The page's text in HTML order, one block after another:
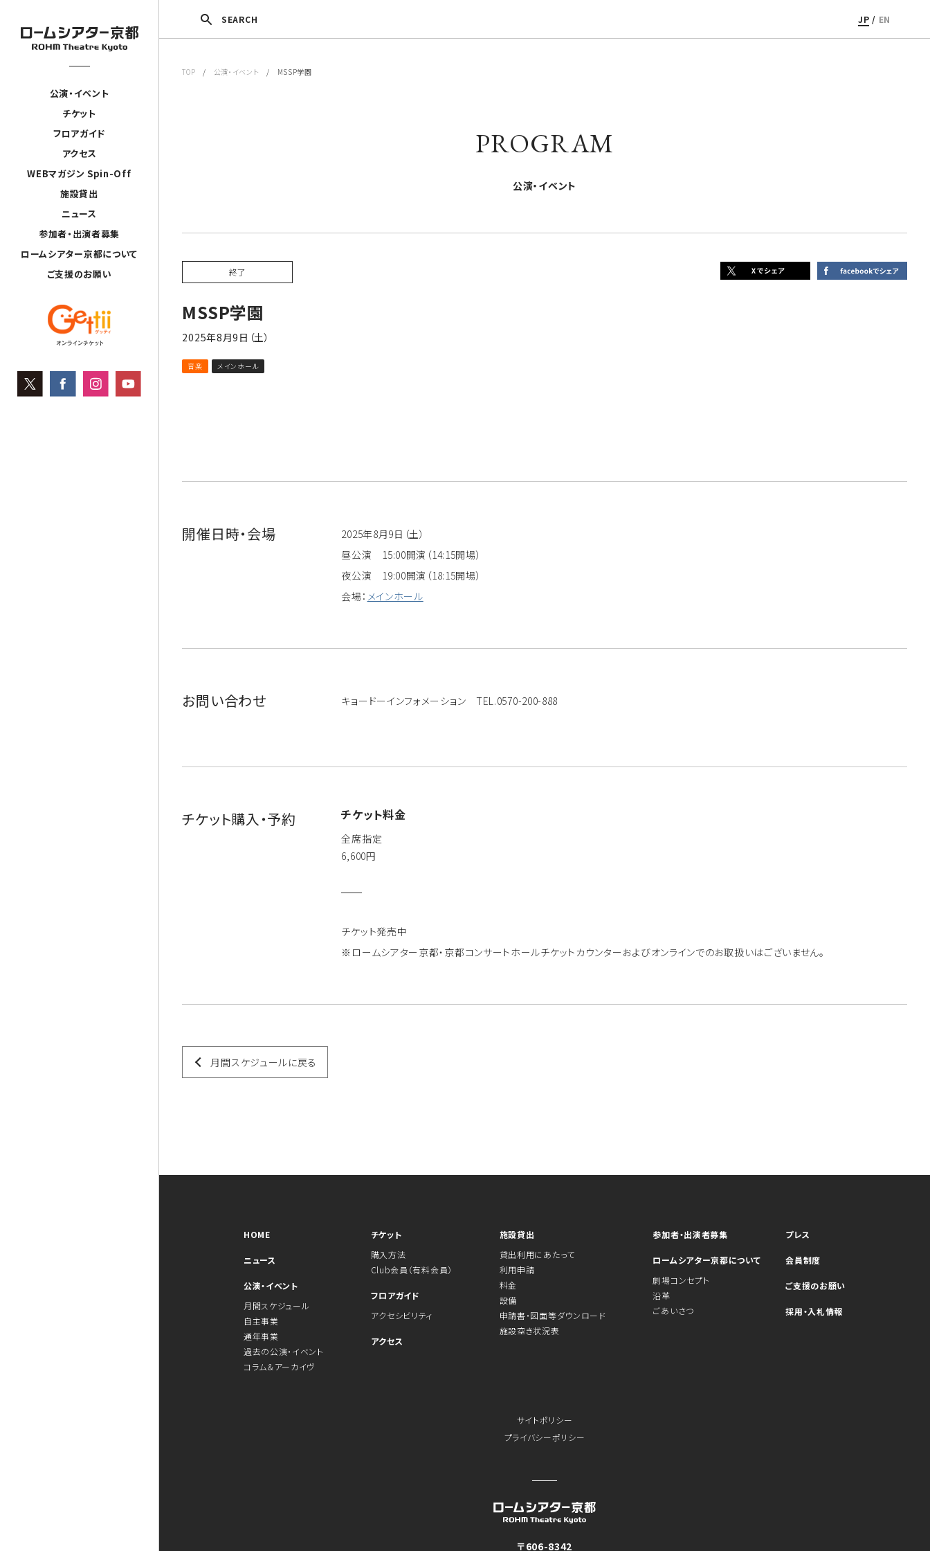
公演・イベント
チケット
フロアガイド
アクセス
WEBマガジン Spin-Off
施設貸出
ニュース
参加者・出演者募集
ロームシアター京都について
ご支援のお願い
SEARCH JP / EN
TOP / 公演・イベント / MSSP学園
PROGRAM
公演・イベント
終了
MSSP学園
2025年8月9日（土）
音楽 メインホール
開催日時・会場
2025年8月9日（土）
昼公演 15:00開演（14:15開場）
夜公演 19:00開演（18:15開場）
会場： メインホール
お問い合わせ キョードーインフォメーション TEL.0570-200-888
チケット購入・予約 チケット料金
全席指定
6,600円
チケット発売中
※ロームシアター京都・京都コンサートホールチケットカウンターおよびオンラインでのお取扱いはございません。
月間スケジュールに戻る
HOME
ニュース
公演・イベント
月間スケジュール
自主事業
通年事業
過去の公演・イベント
コラム＆アーカイヴ
チケット
購入方法
Club会員（有料会員）
フロアガイド
アクセシビリティ
アクセス
施設貸出
貸出利用にあたって
利用申請
料金
設備
申請書・図面等ダウンロード
施設空き状況表
参加者・出演者募集
ロームシアター京都について
劇場コンセプト
沿革
ごあいさつ
プレス
会員制度
ご支援のお願い
採用・入札情報
サイトポリシー
プライバシーポリシー
〒606-8342